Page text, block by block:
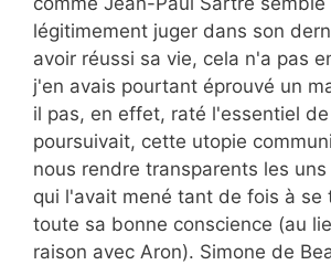
légitimement juger dans son
avoir réussi sa vie, cela n'a pas
j'en avais pourtant éprouvé un
il pas, en effet, raté l'essentiel
poursuivait, cette utopie
nous rendre transparents les
qui l'avait mené tant de fois à se
toute sa bonne conscience (au
raison avec Aron). Simone de